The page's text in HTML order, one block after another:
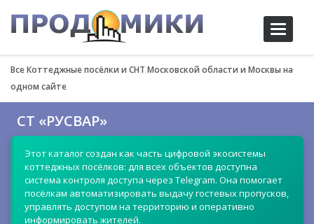
Toggle
Все Коттеджные посёлки и СНТ Московской области и Москвы на
одном сайте
СТ «РУСВАР»
Этот каталог создан как часть цифровой экосистемы
коттеджных посёлков: для всех объектов доступна
система контроля доступа через Telegram. Она помогает
посёлкам автоматизировать выдачу гостевых пропусков,
управлять доступом на территорию и оперативно
информировать жителей.